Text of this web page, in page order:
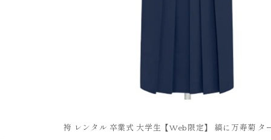
袴 レンタル 卒業式 大学生【Web限定】 縞に万寿菊 タ